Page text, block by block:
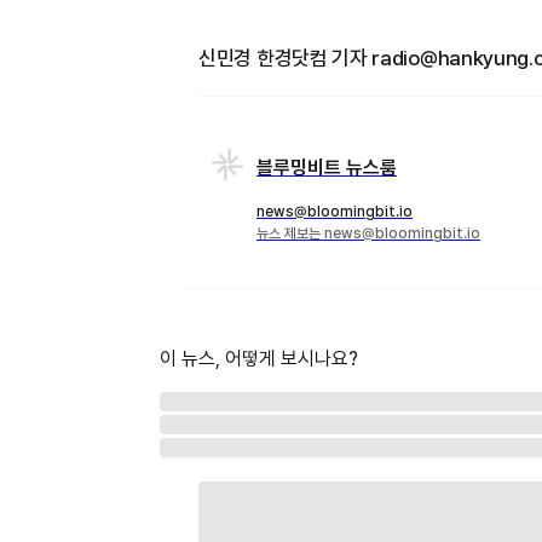
신민경 한경닷컴 기자
블루밍비트 뉴스룸
news@bloomingbit.io
뉴스 제보는 news@bloomingbit.io
이 뉴스, 어떻게 보시나요?